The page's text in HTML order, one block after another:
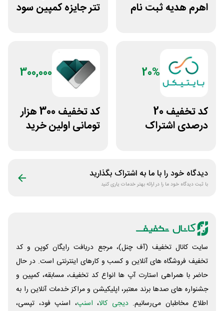
اهرم هدیه ثبت نام
تتر جایزه کمپین سود
20%
کد تخفیف 20
درصدی اشتراک
300,000
کد تخفیف 300 هزار
تومانی اولین خرید
دیدگاه خود را با ما به اشتراک بگذارید
با ثبت دیدگاه خود ما را در ارائه بهتر خدمات یاری کنید
سایت کانال تخفیف (آف چنل)، مرجع دریافت رایگان کوپن و کد
تخفیف فروشگاه های آنلاین و کسب و‌ کارهای اینترنتی است. در حال
حاضر با همراهی استارت آپ ها انواع کد تخفیف، مسابقه، کمپین و
جشنواره های صدها برند معتبر، اپلیکیشن و مراکز خدمات آنلاین را به
اطلاع مخاطبان می‌رسانیم. دیجی کالا، اسنپ، اسنپ فود، تپسی،